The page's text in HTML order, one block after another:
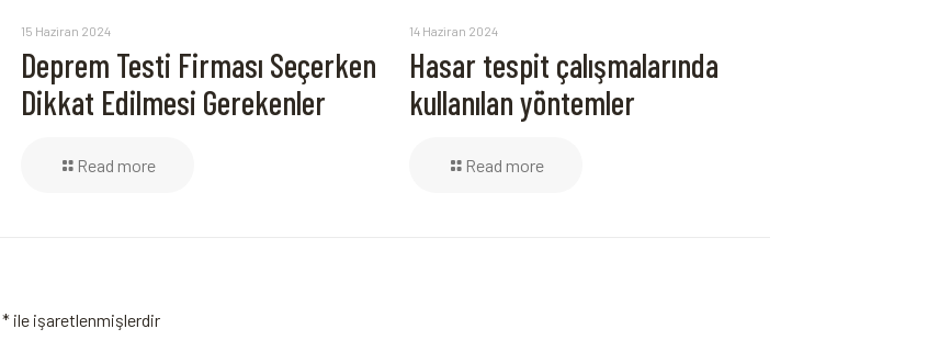
15 Haziran 2024
Deprem Testi Firması Seçerken
Dikkat Edilmesi Gerekenler
Read more
14 Haziran 2024
Hasar tespit çalışmalarında
kullanılan yöntemler
Read more
* ile işaretlenmişlerdir